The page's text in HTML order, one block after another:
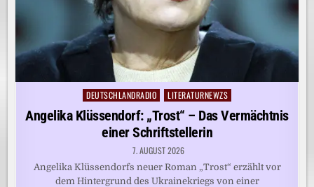
Posted
in
DEUTSCHLANDRADIO LITERATURNEWZS
Angelika Klüssendorf: „Trost“ – Das Vermächtnis
einer Schriftstellerin
7. AUGUST 2026
Angelika Klüssendorfs neuer Roman „Trost“ erzählt vor
dem Hintergrund des Ukrainekriegs von einer